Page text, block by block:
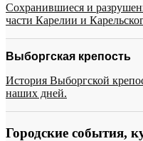
Сохранившиеся и
части Карелии и
Выборгская крепость
История Выборгской
наших дней.
Городские события,